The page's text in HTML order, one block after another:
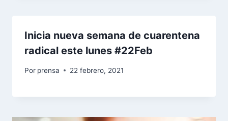
Inicia nueva semana de cuarentena
radical este lunes #22Feb
Por prensa 22 febrero, 2021